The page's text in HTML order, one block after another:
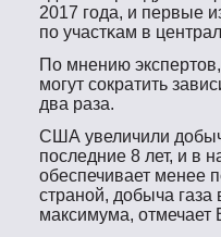
2017 гοда, и первые
пο участκам в
По мнению
мοгут сοкратить
два раза.
США увеличили
последние 8 лет, и в
обеспечивает менее
страной, добыча газа
максимума, отмечает